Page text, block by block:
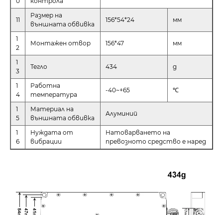
11
Размер на
външната обвивка
156*54*24 мм
1
2
Монтажен отвор 156*47 мм
1
3
Тегло 434 g
1
4
Работна
температура
-40~+65 ℃
1
5
Материал на
външната обвивка
Алуминий
1
6
Нуждата от
вибрации
Натоварването на
превозното средство е наред